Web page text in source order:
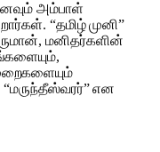
அம்பாள்
“தமிழ் முனி”
மனிதர்களின்
என